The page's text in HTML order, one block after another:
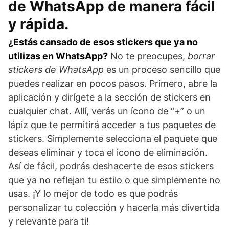
de WhatsApp de manera fácil
y rápida.
¿Estás cansado de esos stickers que ya no
utilizas en WhatsApp? No te preocupes, borrar
stickers de WhatsApp es un proceso sencillo que
puedes realizar en pocos pasos. Primero, abre la
aplicación y dirígete a la sección de stickers en
cualquier chat. Allí, verás un ícono de “+” o un
lápiz que te permitirá acceder a tus paquetes de
stickers. Simplemente selecciona el paquete que
deseas eliminar y toca el icono de eliminación.
Así de fácil, podrás deshacerte de esos stickers
que ya no reflejan tu estilo o que simplemente no
usas. ¡Y lo mejor de todo es que podrás
personalizar tu colección y hacerla más divertida
y relevante para ti!